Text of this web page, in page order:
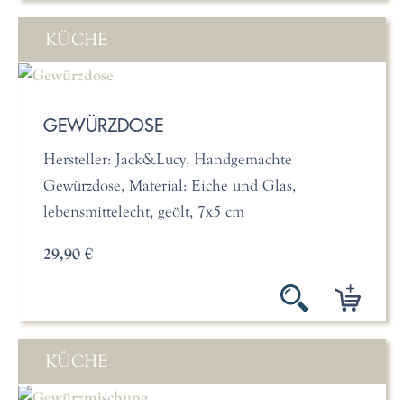
KÜCHE
GEWÜRZDOSE
Hersteller: Jack&Lucy, Handgemachte
Gewürzdose, Material: Eiche und Glas,
lebensmittelecht, geölt, 7x5 cm
29,90 €
KÜCHE